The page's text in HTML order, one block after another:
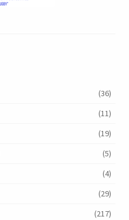
(36)
(11)
(19)
(5)
(4)
(29)
(217)